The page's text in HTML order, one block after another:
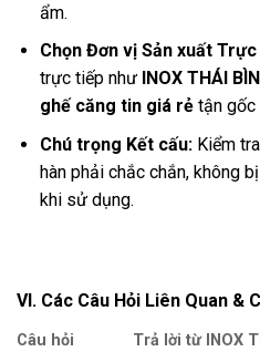
ẩm.
Chọn Đơn vị Sản xuất
trực tiếp như INOX THÁI
ghế căng tin giá rẻtận gốc
Chú trọng Kết cấu:Kiểm
hàn phải chắc chắn, không
khi sử dụng.
VI. Các Câu Hỏi Liên Quan &
Câu hỏi
Trả lời từ INOX